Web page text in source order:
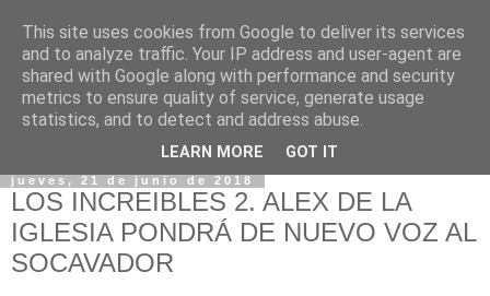
jueves, 21 de junio de 2018
LOS INCREIBLES 2. ALEX DE LA
IGLESIA PONDRÁ DE NUEVO VOZ AL
SOCAVADOR
This site uses cookies from Google to deliver its services
and to analyze traffic. Your IP address and user-agent are
shared with Google along with performance and security
metrics to ensure quality of service, generate usage
statistics, and to detect and address abuse.
LEARN MORE GOT IT